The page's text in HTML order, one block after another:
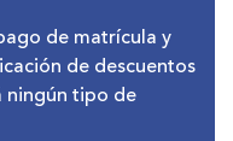
de matrícula y
de descuentos
ningún tipo de